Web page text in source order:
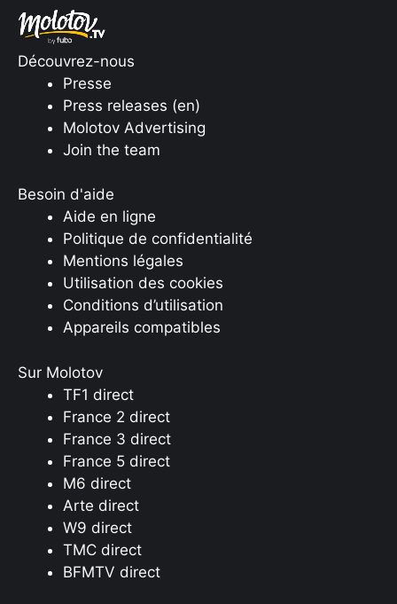
Découvrez-nous
Presse
Press releases (en)
Molotov Advertising
Join the team
Besoin d'aide
Aide en ligne
Politique de confidentialité
Mentions légales
Utilisation des cookies
Conditions d’utilisation
Appareils compatibles
Sur Molotov
TF1 direct
France 2 direct
France 3 direct
France 5 direct
M6 direct
Arte direct
W9 direct
TMC direct
BFMTV direct